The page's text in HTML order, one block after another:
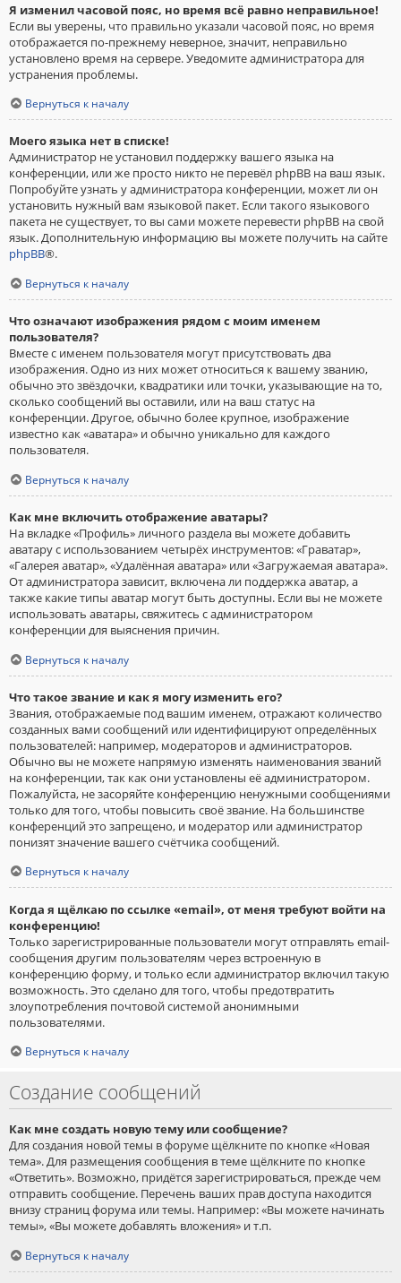
Я изменил часовой пояс, но время всё равно неправильное!
Если вы уверены, что правильно указали часовой пояс, но время
отображается по-прежнему неверное, значит, неправильно
установлено время на сервере. Уведомите администратора для
устранения проблемы.
Вернуться к началу
Моего языка нет в списке!
Администратор не установил поддержку вашего языка на
конференции, или же просто никто не перевёл phpBB на ваш язык.
Попробуйте узнать у администратора конференции, может ли он
установить нужный вам языковой пакет. Если такого языкового
пакета не существует, то вы сами можете перевести phpBB на свой
язык. Дополнительную информацию вы можете получить на сайте
phpBB®.
Вернуться к началу
Что означают изображения рядом с моим именем
пользователя?
Вместе с именем пользователя могут присутствовать два
изображения. Одно из них может относиться к вашему званию,
обычно это звёздочки, квадратики или точки, указывающие на то,
сколько сообщений вы оставили, или на ваш статус на
конференции. Другое, обычно более крупное, изображение
известно как «аватара» и обычно уникально для каждого
пользователя.
Вернуться к началу
Как мне включить отображение аватары?
На вкладке «Профиль» личного раздела вы можете добавить
аватару с использованием четырёх инструментов: «Граватар»,
«Галерея аватар», «Удалённая аватара» или «Загружаемая аватара».
От администратора зависит, включена ли поддержка аватар, а
также какие типы аватар могут быть доступны. Если вы не можете
использовать аватары, свяжитесь с администратором
конференции для выяснения причин.
Вернуться к началу
Что такое звание и как я могу изменить его?
Звания, отображаемые под вашим именем, отражают количество
созданных вами сообщений или идентифицируют определённых
пользователей: например, модераторов и администраторов.
Обычно вы не можете напрямую изменять наименования званий
на конференции, так как они установлены её администратором.
Пожалуйста, не засоряйте конференцию ненужными сообщениями
только для того, чтобы повысить своё звание. На большинстве
конференций это запрещено, и модератор или администратор
понизят значение вашего счётчика сообщений.
Вернуться к началу
Когда я щёлкаю по ссылке «email», от меня требуют войти на
конференцию!
Только зарегистрированные пользователи могут отправлять email-
сообщения другим пользователям через встроенную в
конференцию форму, и только если администратор включил такую
возможность. Это сделано для того, чтобы предотвратить
злоупотребления почтовой системой анонимными
пользователями.
Вернуться к началу
Создание сообщений
Как мне создать новую тему или сообщение?
Для создания новой темы в форуме щёлкните по кнопке «Новая
тема». Для размещения сообщения в теме щёлкните по кнопке
«Ответить». Возможно, придётся зарегистрироваться, прежде чем
отправить сообщение. Перечень ваших прав доступа находится
внизу страниц форума или темы. Например: «Вы можете начинать
темы», «Вы можете добавлять вложения» и т.п.
Вернуться к началу